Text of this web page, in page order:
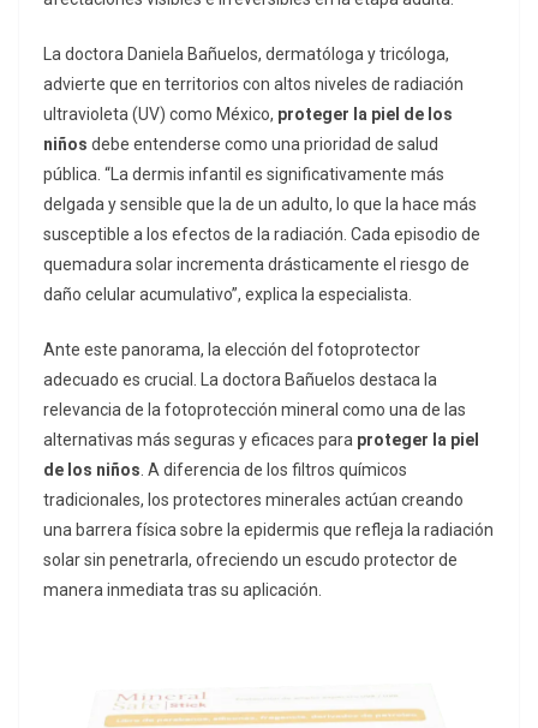
La doctora Daniela Bañuelos, dermatóloga y tricóloga,
advierte que en territorios con altos niveles de radiación
ultravioleta (UV) como México, proteger la piel de los
niños debe entenderse como una prioridad de salud
pública. “La dermis infantil es significativamente más
delgada y sensible que la de un adulto, lo que la hace más
susceptible a los efectos de la radiación. Cada episodio de
quemadura solar incrementa drásticamente el riesgo de
daño celular acumulativo”, explica la especialista.
Ante este panorama, la elección del fotoprotector
adecuado es crucial. La doctora Bañuelos destaca la
relevancia de la fotoprotección mineral como una de las
alternativas más seguras y eficaces para proteger la piel
de los niños . A diferencia de los filtros químicos
tradicionales, los protectores minerales actúan creando
una barrera física sobre la epidermis que refleja la radiación
solar sin penetrarla, ofreciendo un escudo protector de
manera inmediata tras su aplicación.